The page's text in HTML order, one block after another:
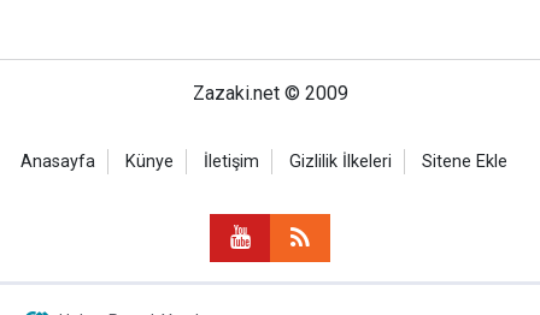
Zazaki.net © 2009
Anasayfa Künye İletişim Gizlilik İlkeleri Sitene Ekle